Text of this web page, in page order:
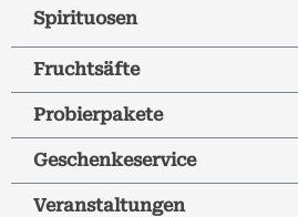
Spirituosen
Fruchtsäfte
Probierpakete
Geschenkeservice
Veranstaltungen